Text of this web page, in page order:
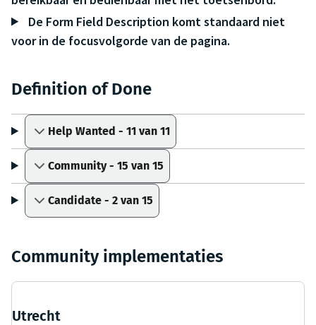
De Form Field Description komt standaard niet
voor in de focusvolgorde van de pagina.
Definition of Done
Help Wanted - 11 van 11
Community - 15 van 15
Candidate - 2 van 15
Community implementaties
Utrecht